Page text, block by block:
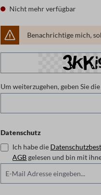
Nicht mehr verfügbar
Benachrichtige mich,
Um weiterzugehen, geben Sie
Datenschutz
Ich habe die
AGB